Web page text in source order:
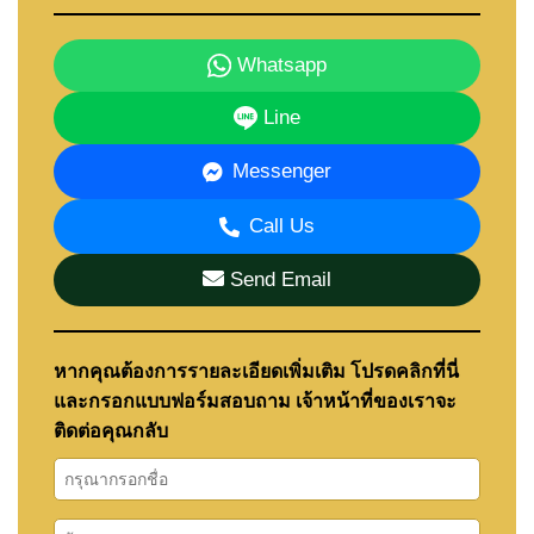
สิ่งอำนวยความสะดวก
• สระว่ายน้ำส่วนกลางขนาดใหญ่ (ประมาณ 1,000
ตร.ม.)
• สวนเขตร้อน
• ฟิตเนส
• ล็อบบี้
• ที่จอดรถใต้ดิน
• ระบบรักษาความปลอดภัย 24 ชั่วโมง
ชื่อโครงการ: Siam Tropical Gardens
ผู้พัฒนา: Siam Oriental Trading Co.
ทำเล: เขาพระตำหนัก พัทยา ชลบุรี
ประเภท: คอนโดมิเนียม
จำนวนอาคาร: 3 อาคาร
Whatsapp
Line
Messenger
Call Us
Send Email
หากคุณต้องการรายละเอียดเพิ่มเติม โปรดคลิกที่นี่
และกรอกแบบฟอร์มสอบถาม เจ้าหน้าที่ของเราจะ
ติดต่อคุณกลับ